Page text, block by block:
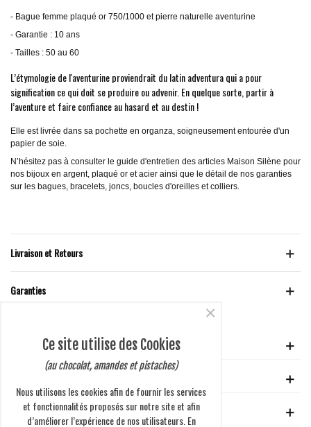
- Bague femme plaqué or 750/1000 et pierre naturelle aventurine
- Garantie : 10 ans
- Tailles : 50 au 60
L’étymologie de l'aventurine proviendrait du latin adventura qui a pour
signification ce qui doit se produire ou advenir. En quelque sorte, partir à
l’aventure et faire confiance au hasard et au destin !
Elle est livrée dans sa pochette en organza, soigneusement entourée d'un
papier de soie.
N’hésitez pas à consulter le guide d'entretien des articles Maison Silène pour
nos bijoux en argent, plaqué or et acier ainsi que le détail de nos garanties
sur les bagues, bracelets, joncs, boucles d'oreilles et colliers.
Livraison et Retours
Garanties
VOTRE COMPTE
EN SAVOIR PLUS
Ce site utilise des Cookies
(au chocolat, amandes et pistaches)
Nous utilisons les cookies afin de fournir les services
et fonctionnalités proposés sur notre site et afin
d’améliorer l’expérience de nos utilisateurs. En
×